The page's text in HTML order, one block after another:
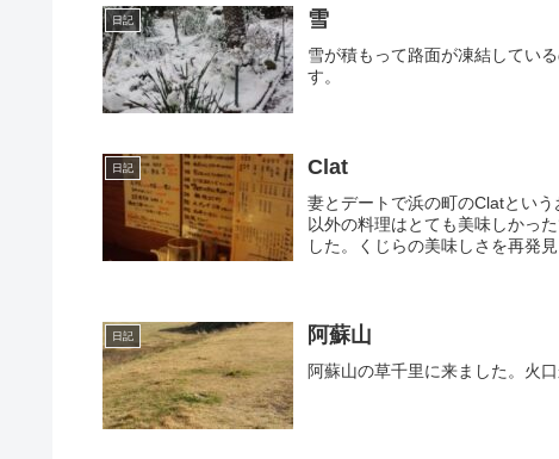
日記 雪
雪が積もって路面が凍結してい
す。
日記 Clat
妻とデートで浜の町のClatとい
以外の料理はとても美味しかっ
した。くじらの美味しさを再発
日記 阿蘇山
阿蘇山の草千里に来ました。火